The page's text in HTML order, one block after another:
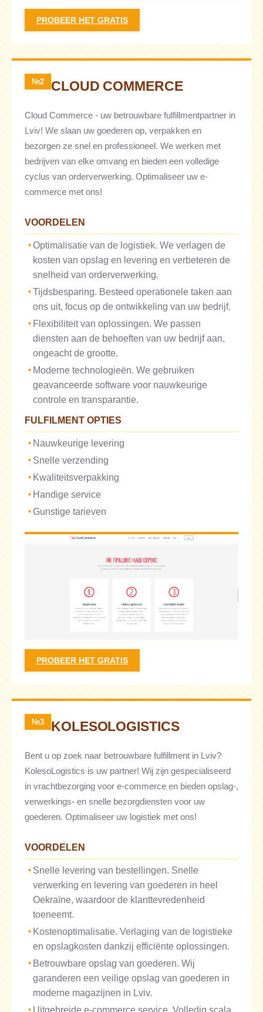
PROBEER HET GRATIS
№2 CLOUD COMMERCE
Cloud Commerce - uw betrouwbare fulfillmentpartner in
Lviv! We slaan uw goederen op, verpakken en
bezorgen ze snel en professioneel. We werken met
bedrijven van elke omvang en bieden een volledige
cyclus van orderverwerking. Optimaliseer uw e-
commerce met ons!
VOORDELEN
Optimalisatie van de logistiek. We verlagen de
kosten van opslag en levering en verbeteren de
snelheid van orderverwerking.
Tijdsbesparing. Besteed operationele taken aan
ons uit, focus op de ontwikkeling van uw bedrijf.
Flexibiliteit van oplossingen. We passen
diensten aan de behoeften van uw bedrijf aan,
ongeacht de grootte.
Moderne technologieën. We gebruiken
geavanceerde software voor nauwkeurige
controle en transparantie.
FULFILMENT OPTIES
Nauwkeurige levering
Snelle verzending
Kwaliteitsverpakking
Handige service
Gunstige tarieven
PROBEER HET GRATIS
№3 KOLESOLOGISTICS
Bent u op zoek naar betrouwbare fulfillment in Lviv?
KolesoLogistics is uw partner! Wij zijn gespecialiseerd
in vrachtbezorging voor e-commerce en bieden opslag-,
verwerkings- en snelle bezorgdiensten voor uw
goederen. Optimaliseer uw logistiek met ons!
VOORDELEN
Snelle levering van bestellingen. Snelle
verwerking en levering van goederen in heel
Oekraïne, waardoor de klanttevredenheid
toeneemt.
Kostenoptimalisatie. Verlaging van de logistieke
en opslagkosten dankzij efficiënte oplossingen.
Betrouwbare opslag van goederen. Wij
garanderen een veilige opslag van goederen in
moderne magazijnen in Lviv.